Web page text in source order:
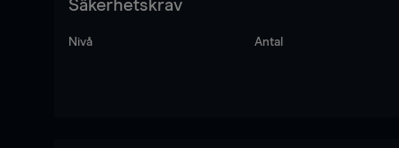
Säkerhetskrav
Nivå Antal